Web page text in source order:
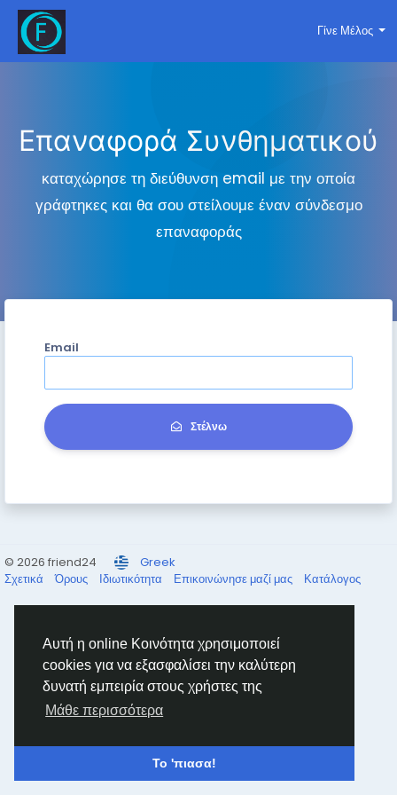
Αυτή η online Κοινότητα χρησιμοποιεί
cookies για να εξασφαλίσει την καλύτερη
δυνατή εμπειρία στους χρήστες της
Μάθε περισσότερα
Το 'πιασα!
Γίνε Μέλος
Επαναφορά Συνθηματικού
καταχώρησε τη διεύθυνση email με την οποία
γράφτηκες και θα σου στείλουμε έναν σύνδεσμο
επαναφοράς
Email
Στέλνω
© 2026 friend24
Greek
Σχετικά
Όρους Ιδιωτικότητα Επικοινώνησε μαζί μας Κατάλογος